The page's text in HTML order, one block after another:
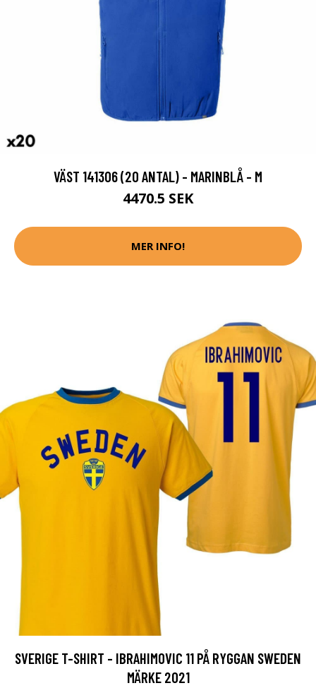
VÄST 141306 (20 ANTAL) - MARINBLÅ - M
4470.5 SEK
MER INFO!
SVERIGE T-SHIRT - IBRAHIMOVIC 11 PÅ RYGGAN SWEDEN
MÄRKE 2021